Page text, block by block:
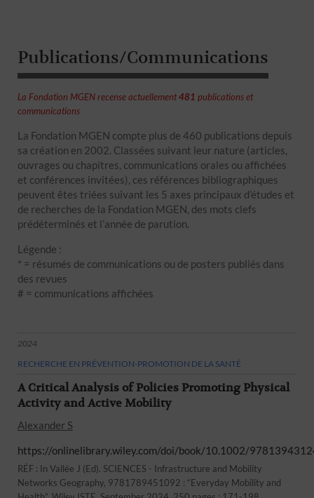
Publications/Communications
La Fondation MGEN recense actuellement481 publications et
communications
La Fondation MGEN compte plus de 460 publications depuis
sa création en 2002. Classées suivant leur nature (articles,
ouvrages ou chapitres, communications orales ou affichées
et conférences invitées), ces références bibliographiques
peuvent êtes triées suivant les 5 axes principaux d’études et
de recherches de la Fondation MGEN, des mots clefs
prédéterminés et l’année de parution.
Légende :
* = résumés de communications ou de posters publiés dans
des revues
# = communications affichées
2024
RECHERCHE EN PRÉVENTION-PROMOTION DE LA SANTÉ
A Critical Analysis of Policies Promoting Physical
Activity and Active Mobility
Alexander S
https://onlinelibrary.wiley.com/doi/book/10.1002/
RÉF : In Vallée J (Ed). SCIENCES - Infrastructure and Mobility
Networks Geography, 9781789451092 : “Everyday Mobility and